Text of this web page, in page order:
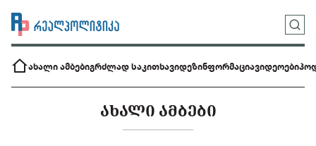
ახალი ამბებიგრძლად საკითხავიდეზინფორმაციავიდეოები
ᲐᲮᲐᲚᲘ ᲐᲛᲑᲔᲑᲘ